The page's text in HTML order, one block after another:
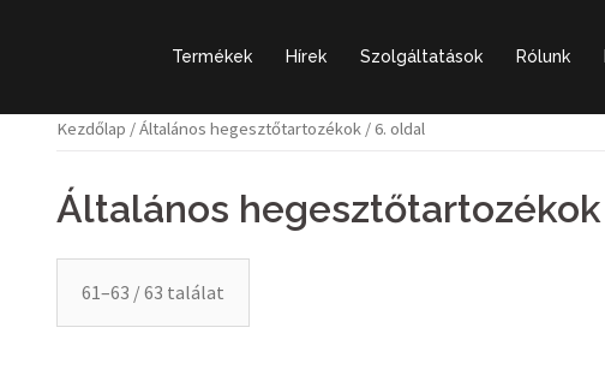
Termékek Hírek Szolgáltatások Rólunk
Kezdőlap /Általános hegesztőtartozékok / 6. oldal
Általános hegesztőtartozékok
61–63 / 63 találat